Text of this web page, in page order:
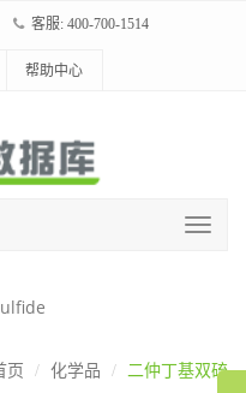
客服: 400-700-1514
帮助中心
页 化学品 二仲丁基双硫